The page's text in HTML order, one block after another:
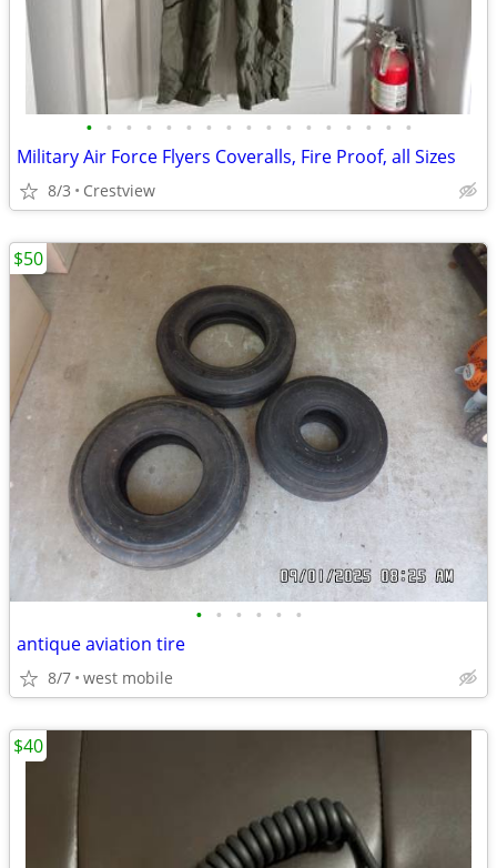
• • • • • • • • • • • • • • • • •
Military Air Force Flyers Coveralls, Fire Proof, all Sizes
8/3 Crestview
• • • • • •
antique aviation tire
8/7 west mobile
$50
$40